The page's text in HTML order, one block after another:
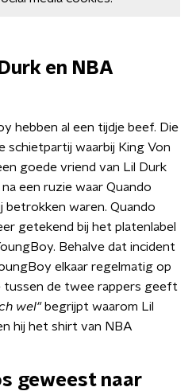
en NBA
hebben al een tijdje beef. Die
schietpartij waarbij King Von
goede vriend van Lil Durk
een ruzie waar Quando
betrokken waren. Quando
getekend bij het platenlabel
Behalve dat incident
elkaar regelmatig op
tussen de twee rappers geeft
wel"begrijpt waarom Lil
hij het shirt van NBA
geweest naar